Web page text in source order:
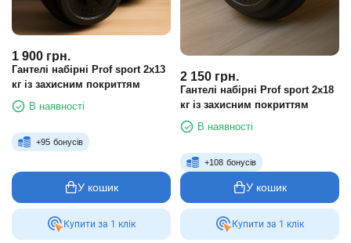
1 900 грн.
Гантелі набірні Prof sport 2х13
кг із захисним покриттям
В наявності
+95 бонусів
У кошик
Купити за 1 клiк
2 150 грн.
Гантелі набірні Prof sport 2х18
кг із захисним покриттям
В наявності
+108 бонусів
У кошик
Купити за 1 клiк